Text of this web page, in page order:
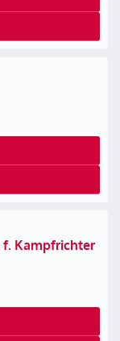
f. Kampfrichter